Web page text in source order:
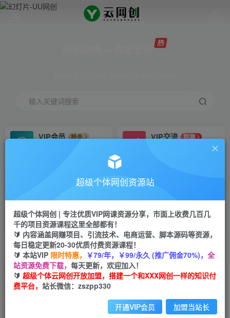
输入关键词搜索
VIP会员
抢先
VIP交流
群聊
研究探讨更多创业项目路子。
会员专属推广链接
招募站长
挂机
项目
脚本卡密
APP下载
GO
首页 创业课程 会员免费 正文
制作聊天对话表情包新玩法，轻松上手，无脑搬
运。一部手机即可，轻松日入500+【揭秘】
关注 私信
超级个体网创资源站
超级个体网创 | 专注优质VIP网课资源分享，市面上收费几百几
千的项目资源课程这里全部都有！
🔰 内容涵盖网赚项目、引流技术、电商运营、脚本源码等资源，
每日稳定更新20-30优质付费资源课程！
🔰 本站VIP 限时特惠， ￥79/年，￥99/永久 (推广佣金70%)， 全
站资源免费下载， 每天更新，欢迎加入！
🔰 超级个体云网创开放加盟，搭建一个和XXX网创一样的知识付
费平台， 站长微信：zszpp330
开通VIP会员 加盟当站长